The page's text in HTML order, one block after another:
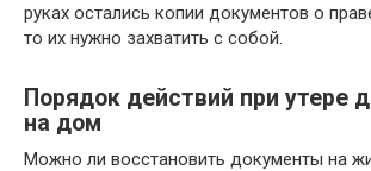
руках остались копии документов о
то их нужно захватить с собой.
Порядок действий при утере
на дом
Можно ли восстановить документы на